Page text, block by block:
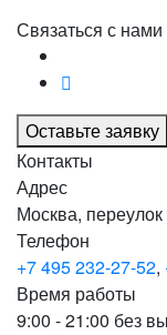
Связаться с нами
Оставьте заявку
Контакты
Адрес
Москва,
Телефон
+7 495 232-27-52,
Время работы
9:00 - 21:00 без